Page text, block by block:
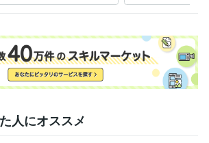
人にオススメ